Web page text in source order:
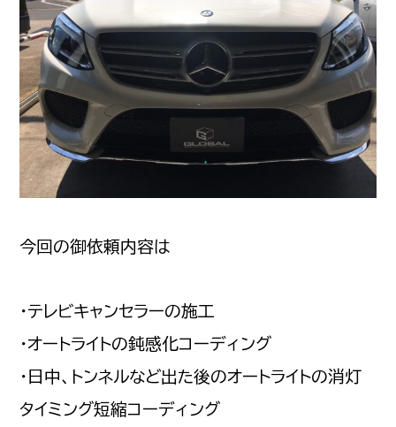
今回の御依頼内容は
・テレビキャンセラーの施工
・オートライトの鈍感化コーディング
・日中、トンネルなど出た後のオートライトの消灯
タイミング短縮コーディング